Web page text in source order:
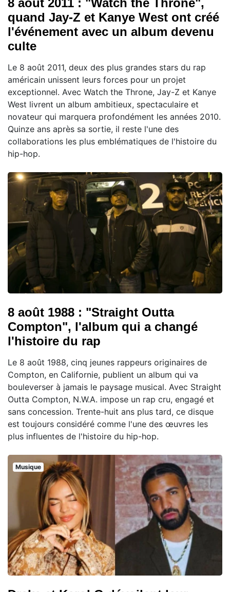
8 août 2011 : "Watch the Throne",
quand Jay-Z et Kanye West ont créé
l'événement avec un album devenu
culte
Le 8 août 2011, deux des plus grandes stars du rap
américain unissent leurs forces pour un projet
exceptionnel. Avec Watch the Throne, Jay-Z et Kanye
West livrent un album ambitieux, spectaculaire et
novateur qui marquera profondément les années 2010.
Quinze ans après sa sortie, il reste l'une des
collaborations les plus emblématiques de l'histoire du
hip-hop.
8 août 1988 : "Straight Outta
Compton", l'album qui a changé
l'histoire du rap
Le 8 août 1988, cinq jeunes rappeurs originaires de
Compton, en Californie, publient un album qui va
bouleverser à jamais le paysage musical. Avec Straight
Outta Compton, N.W.A. impose un rap cru, engagé et
sans concession. Trente-huit ans plus tard, ce disque
est toujours considéré comme l'une des œuvres les
plus influentes de l'histoire du hip-hop.
Musique